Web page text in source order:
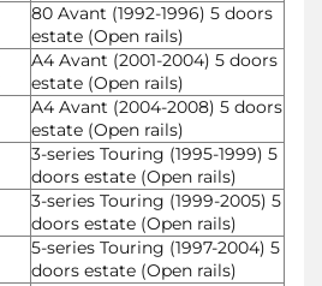
80 Avant (1992-1996) 5 doors
estate (Open rails)
A4 Avant (2001-2004) 5 doors
estate (Open rails)
A4 Avant (2004-2008) 5 doors
estate (Open rails)
3-series Touring (1995-1999) 5
doors estate (Open rails)
3-series Touring (1999-2005) 5
doors estate (Open rails)
5-series Touring (1997-2004) 5
doors estate (Open rails)